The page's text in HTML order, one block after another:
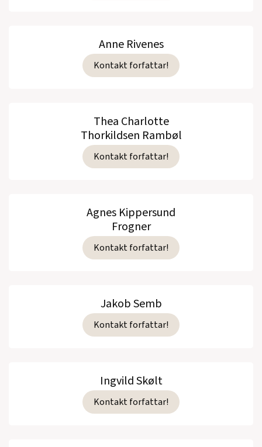
Anne Rivenes
Kontakt forfattar!
Thea Charlotte
Thorkildsen Rambøl
Kontakt forfattar!
Agnes Kippersund
Frogner
Kontakt forfattar!
Jakob Semb
Kontakt forfattar!
Ingvild Skølt
Kontakt forfattar!